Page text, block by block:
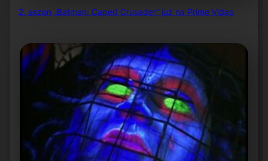
2. sezon „Batman: Caped Crusader” już na Prime Video